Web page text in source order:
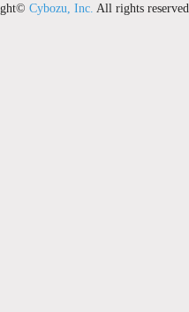
Cybozu, Inc. All rights reserved.